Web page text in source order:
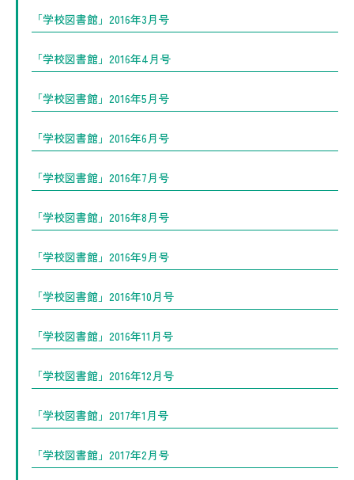
「学校図書館」2016年3月号
「学校図書館」2016年4月号
「学校図書館」2016年5月号
「学校図書館」2016年6月号
「学校図書館」2016年7月号
「学校図書館」2016年8月号
「学校図書館」2016年9月号
「学校図書館」2016年10月号
「学校図書館」2016年11月号
「学校図書館」2016年12月号
「学校図書館」2017年1月号
「学校図書館」2017年2月号